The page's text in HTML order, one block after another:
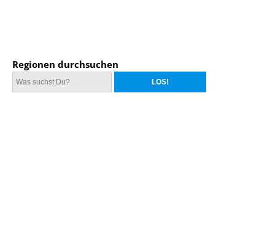
Regionen durchsuchen